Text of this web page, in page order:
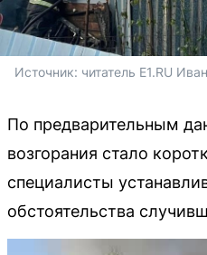
Источник: читатель E1.RU Иван
По предварительным
возгорания стало
специалисты
обстоятельства